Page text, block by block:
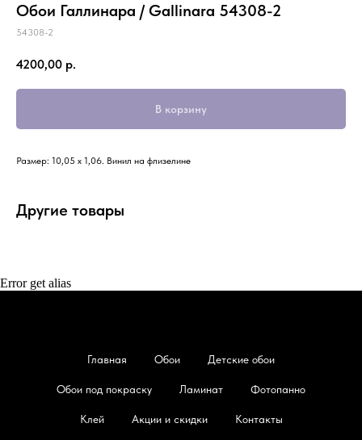
Обои Галлинара / Gallinara 54308-2
54308-2
4200,00 р.
В корзину
Размер: 10,05 х 1,06. Винил на флизелине
Другие товары
Error get alias
Главная Обои Детские обои
Обои под покраску Ламинат Фотопанно
Клей Акции и скидки Контакты